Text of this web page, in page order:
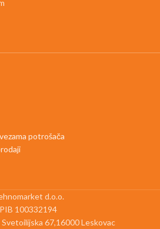
potrošača
d.o.o.
PIB 100332194
Svetoilijska 67,16000 Leskovac